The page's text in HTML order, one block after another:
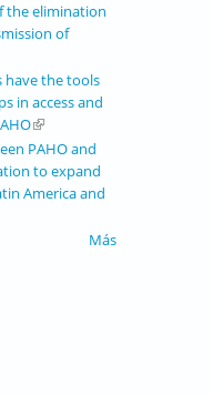
the elimination
of
have the tools
in access and
(link is external)
PAHO and
to expand
America and
Más